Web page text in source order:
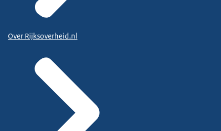
Over Rijksoverheid.nl